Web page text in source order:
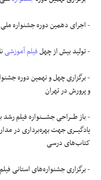
- اجرای دهمین دوره جشنواره
- تولید بیش از چهلفیلم آموزشی
- برگزاری چهل و نهمین دوره
و پرورش در تهران
- باز طـــراحی جشــــنواره فیلم
یادگیـــری جهت بهره‌برداری در
کتاب‌های درسی
- برگزاری جشنواره‌های استانی فیلم رشد در